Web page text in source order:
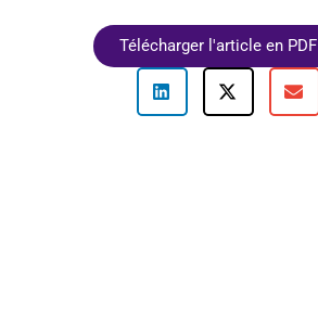
Télécharger l'article en PDF